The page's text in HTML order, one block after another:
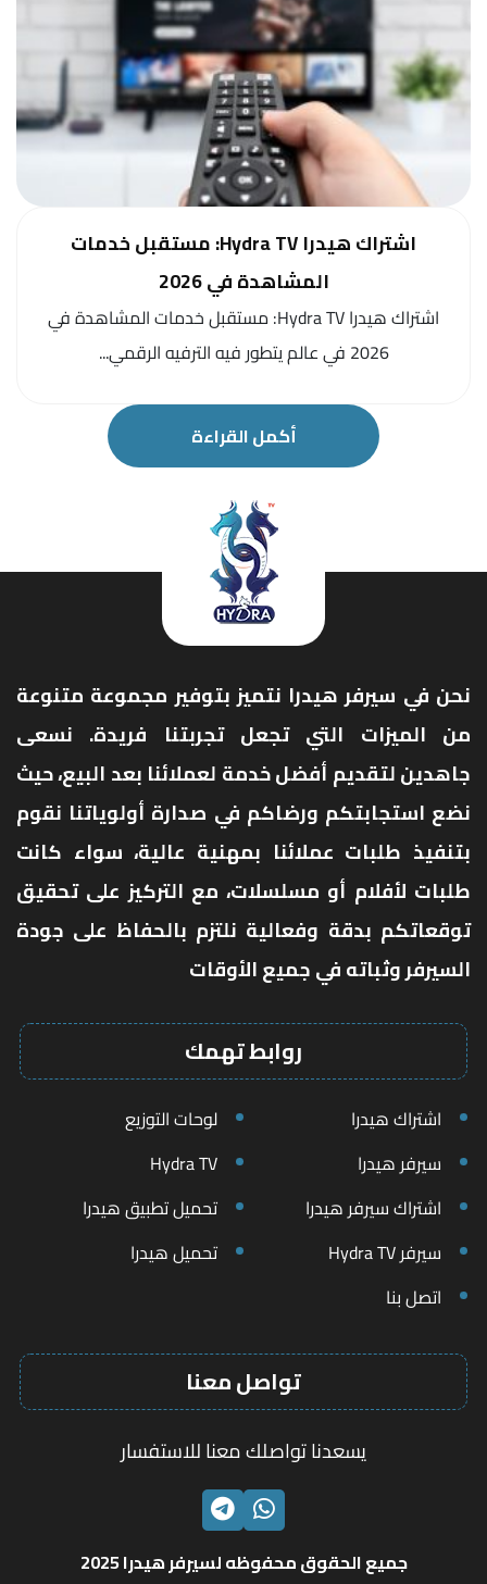
اشتراك هيدرا Hydra TV: مستقبل خدمات
المشاهدة في 2026
اشتراك هيدرا Hydra TV: مستقبل خدمات المشاهدة في
2026 في عالم يتطور فيه الترفيه الرقمي...
أكمل القراءة
نحن في سيرفر هيدرا نتميز بتوفير مجموعة متنوعة
من الميزات التي تجعل تجربتنا فريدة. نسعى
جاهدين لتقديم أفضل خدمة لعملائنا بعد البيع، حيث
نضع استجابتكم ورضاكم في صدارة أولوياتنا نقوم
بتنفيذ طلبات عملائنا بمهنية عالية، سواء كانت
طلبات لأفلام أو مسلسلات، مع التركيز على تحقيق
توقعاتكم بدقة وفعالية نلتزم بالحفاظ على جودة
السيرفر وثباته في جميع الأوقات
روابط تهمك
اشتراك هيدرا
لوحات التوزيع
سيرفر هيدرا
Hydra TV
اشتراك سيرفر هيدرا
تحميل تطبيق هيدرا
سيرفر Hydra TV
تحميل هيدرا
اتصل بنا
تواصل معنا
يسعدنا تواصلك معنا للاستفسار
الواتسابتليجرام
جميع الحقوق محفوظه لسيرفر هيدرا 2025